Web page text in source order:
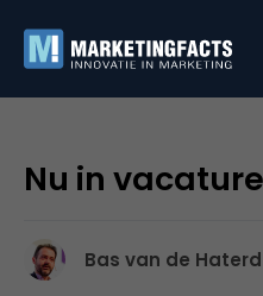
Nu in
Bas van de Haterd